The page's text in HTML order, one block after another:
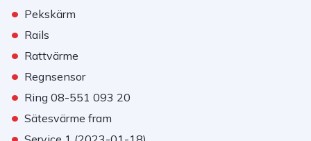
• Pekskärm
• Rails
• Rattvärme
• Regnsensor
• Ring 08-551 093 20
• Sätesvärme fram